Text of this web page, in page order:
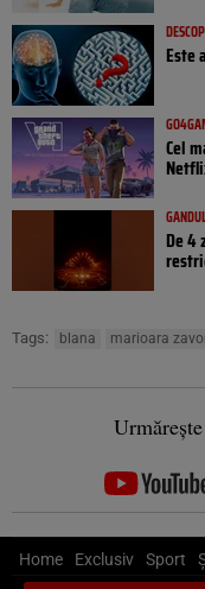
Este
Cel
De
Tags: blana marioara
Home Exclusiv Sport